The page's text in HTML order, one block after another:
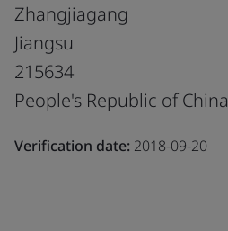
Zhangjiagang
Jiangsu
215634
People's Republic of China
Verification date: 2018-09-20